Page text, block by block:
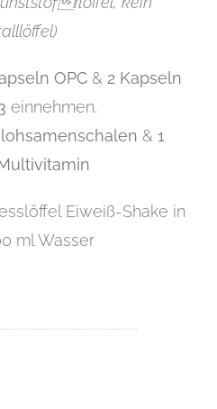
OPC & 2 Kapseln
einnehmen.
& 1
Eiweiß-Shake in
ml Wasser